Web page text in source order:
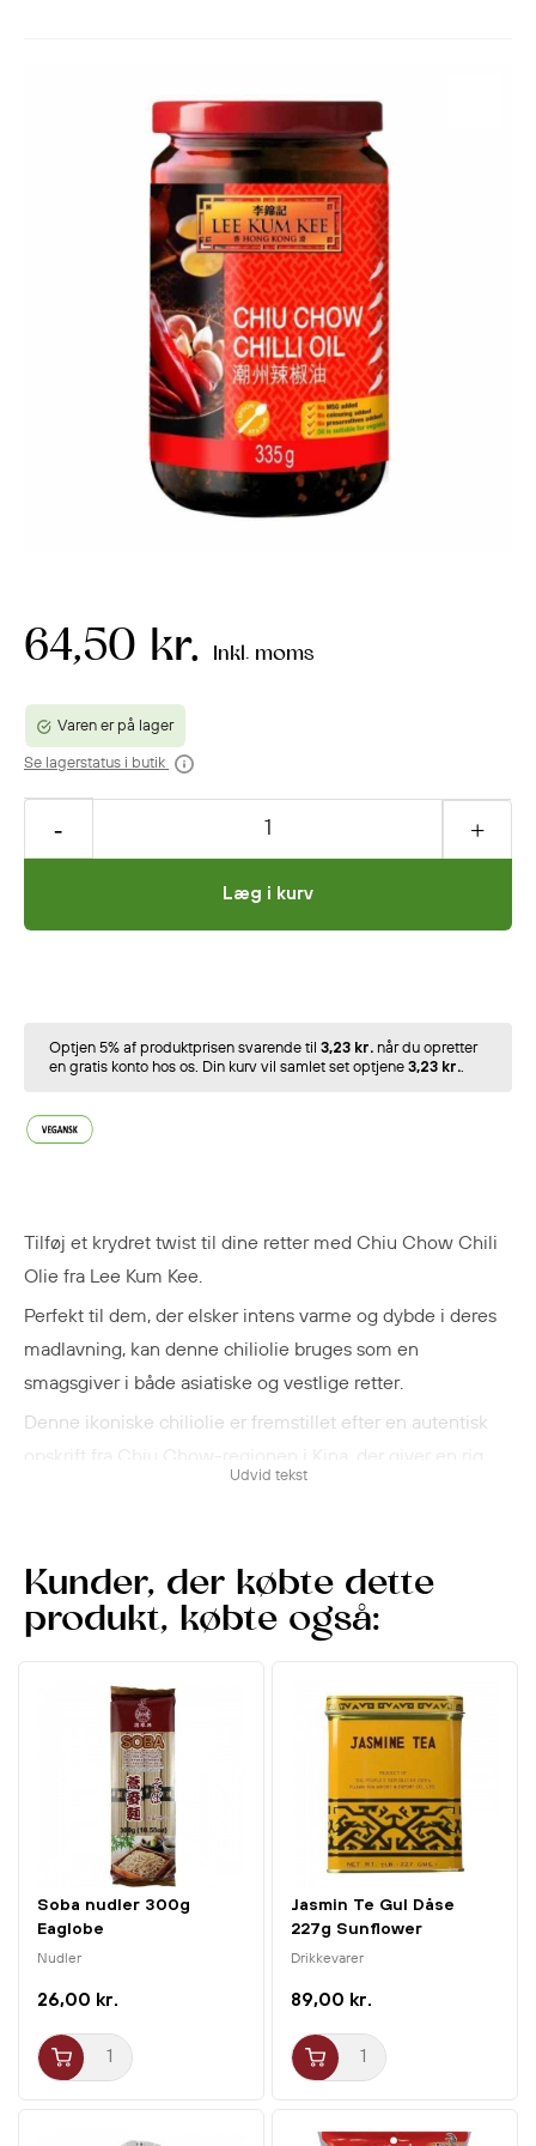
Optjen 5% af produktprisen svarende til 3,23 kr. når du opretter
en gratis konto hos os. Din kurv vil samlet set optjene 3,23 kr..
Tilføj et krydret twist til dine retter med Chiu Chow Chili
Olie fra Lee Kum Kee.
Perfekt til dem, der elsker intens varme og dybde i deres
madlavning, kan denne chiliolie bruges som en
smagsgiver i både asiatiske og vestlige retter.
Denne ikoniske chiliolie er fremstillet efter en autentisk
enhver ret.
Uanset om du vil løfte din stir-fry, nudelsuppe, dim sum
eller marinader, er Chiu Chow Chili Olie en uundværlig
Bring autentiske asiatiske smage hjem i dit køkken med
Chiu Chow Chili Olie fra Lee Kum Kee – et must-have for
enhver chili-entusiast!
Udvid tekst
64,50 kr. Inkl. moms
Varen er på lager
Se lagerstatus i butik
Læg i kurv
Kunder, der købte dette
produkt, købte også:
Soba nudler 300g
Eaglobe
Nudler
26,00 kr.
Jasmin Te Gul Dåse
227g Sunflower
Drikkevarer
89,00 kr.